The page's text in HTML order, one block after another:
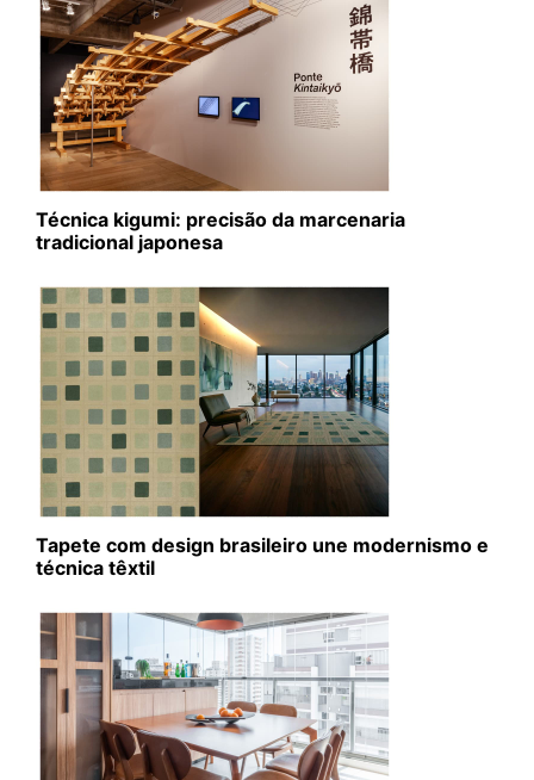
Técnica kigumi: precisão da marcenaria
tradicional japonesa
Tapete com design brasileiro une modernismo e
técnica têxtil